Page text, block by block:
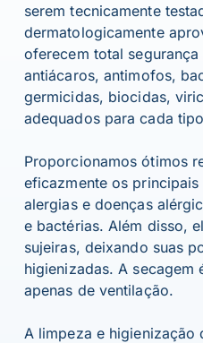
serem tecnicamente
dermatologicamente
oferecem total
antiácaros, antimofos,
germicidas, biocidas,
adequados para cada
Proporcionamos ótimos
eficazmente os
alergias e doenças
e bactérias. Além disso,
sujeiras, deixando suas
higienizadas. A secagem
apenas de ventilação.
A limpeza e higienização